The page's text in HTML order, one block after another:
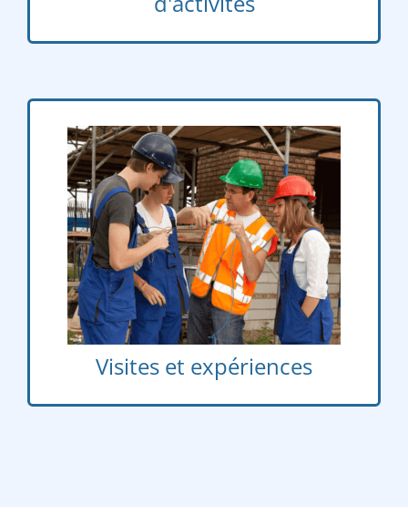
Visites et expériences
Visites d’entreprises, salons, mini-stages